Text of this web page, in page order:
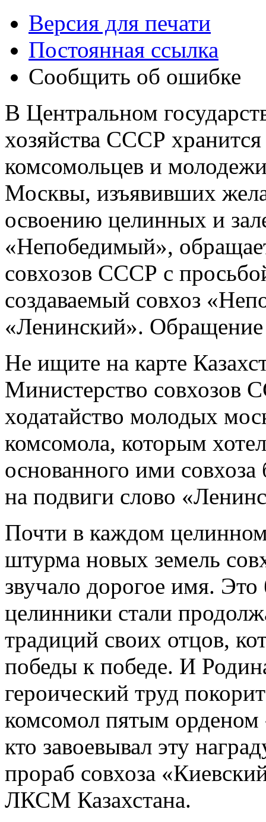
Версия для печати
Постоянная ссылка
Сообщить об ошибке
В Центральном
хозяйства СССР
комсомольцев и
Москвы, изъявивших
освоению целинных и
«Непобедимый»,
совхозов СССР с
создаваемый совхоз
«Ленинский». Обращение
Не ищите на карте
Министерство совхозов
ходатайство молодых
комсомола, которым
основанного ими
на подвиги слово
Почти в каждом
штурма новых земель
звучало дорогое имя.
целинники стали
традиций своих отцов,
победы к победе. И
героический труд
комсомол пятым
кто завоевывал эту
прораб совхоза
ЛКСМ Казахстана.